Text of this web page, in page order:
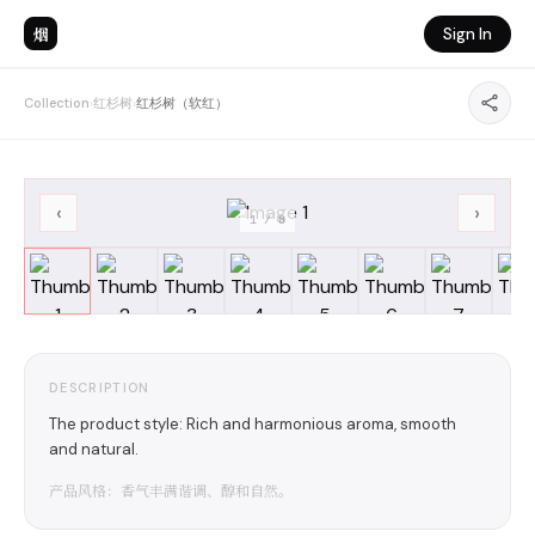
烟 Sign In
Collection›红杉树›红杉树（软红）
‹ ›
1/8
DESCRIPTION
The product style: Rich and harmonious aroma, smooth
and natural.
产品风格：香气丰满谐调、醇和自然。